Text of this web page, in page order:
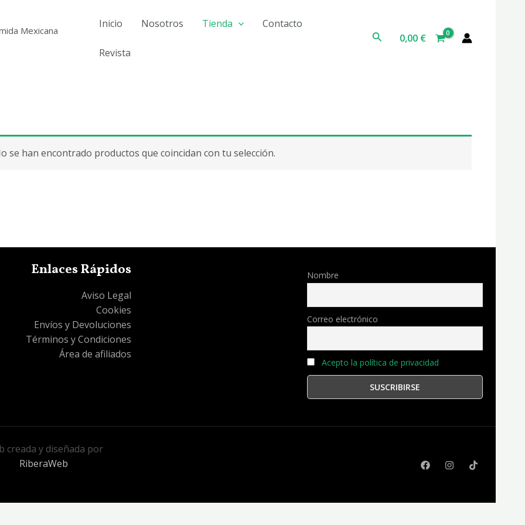
Mexicana
Inicio Nosotros Tienda Contacto
Revista
Buscar0,00 €
se han encontrado productos que coincidan con tu selección.
Enlaces Rápidos
Aviso Legal
Cookies
Envíos y Devoluciones
Términos y Condiciones
Área de afiliados
Nombre
Correo electrónico
Acepto la política de privacidad
creada y diseñada por
RiberaWeb